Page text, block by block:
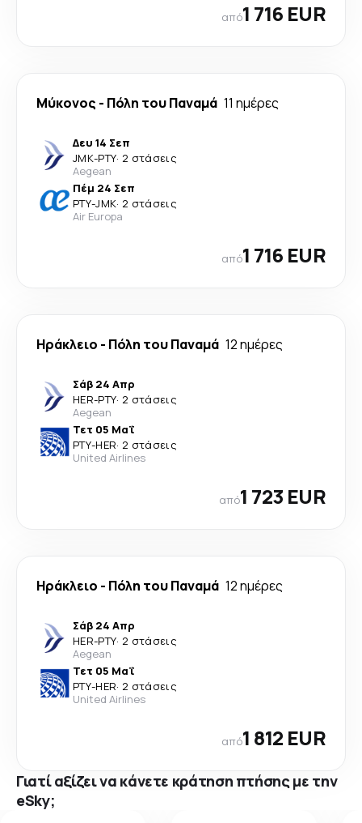
από1 716 EUR
Μύκονος - Πόλη του Παναμά 11 ημέρες
Δευ 14 Σεπ
JMK-PTY· 2 στάσεις
Aegean
Πέμ 24 Σεπ
PTY-JMK· 2 στάσεις
Air Europa
από1 716 EUR
Ηράκλειο - Πόλη του Παναμά 12 ημέρες
Σάβ 24 Απρ
HER-PTY· 2 στάσεις
Aegean
Τετ 05 Μαΐ
PTY-HER· 2 στάσεις
United Airlines
από1 723 EUR
Ηράκλειο - Πόλη του Παναμά 12 ημέρες
Σάβ 24 Απρ
HER-PTY· 2 στάσεις
Aegean
Τετ 05 Μαΐ
PTY-HER· 2 στάσεις
United Airlines
από1 812 EUR
Γιατί αξίζει να κάνετε κράτηση πτήσης με την
eSky;